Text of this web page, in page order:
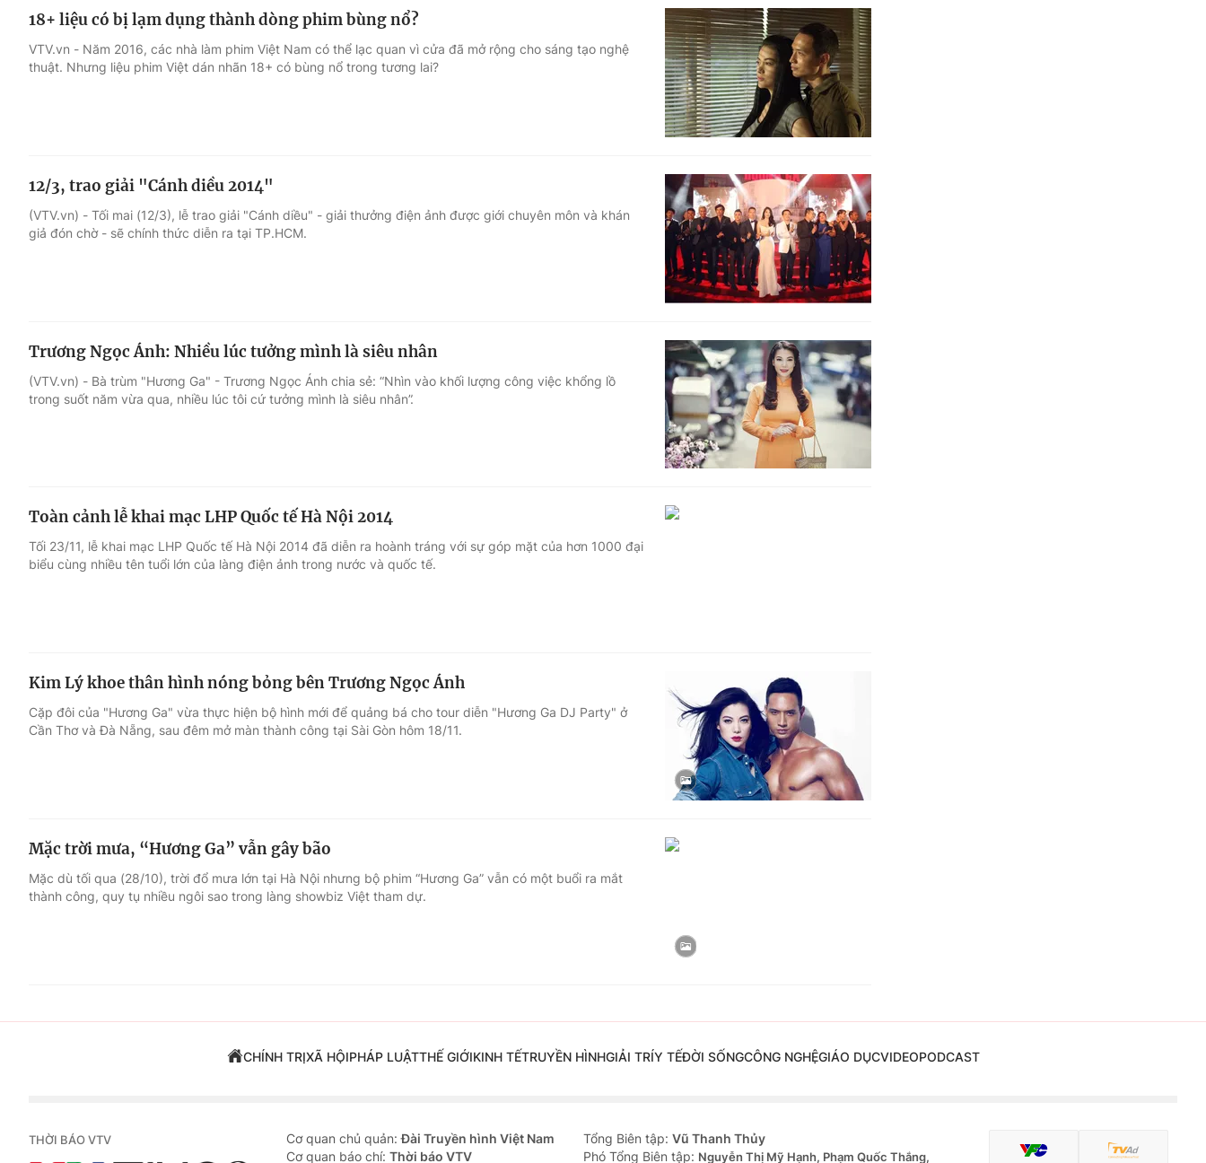
18+ liệu có bị lạm dụng thành dòng phim bùng nổ?
VTV.vn - Năm 2016, các nhà làm phim Việt Nam có thể lạc quan vì cửa đã mở rộng cho sáng tạo nghệ
thuật. Nhưng liệu phim Việt dán nhãn 18+ có bùng nổ trong tương lai?
12/3, trao giải "Cánh diều 2014"
(VTV.vn) - Tối mai (12/3), lễ trao giải "Cánh diều" - giải thưởng điện ảnh được giới chuyên môn và khán
giả đón chờ - sẽ chính thức diễn ra tại TP.HCM.
Trương Ngọc Ánh: Nhiều lúc tưởng mình là siêu nhân
(VTV.vn) - Bà trùm "Hương Ga" - Trương Ngọc Ánh chia sẻ: “Nhìn vào khối lượng công việc khổng lồ
trong suốt năm vừa qua, nhiều lúc tôi cứ tưởng mình là siêu nhân”.
Toàn cảnh lễ khai mạc LHP Quốc tế Hà Nội 2014
Tối 23/11, lễ khai mạc LHP Quốc tế Hà Nội 2014 đã diễn ra hoành tráng với sự góp mặt của hơn 1000 đại
biểu cùng nhiều tên tuổi lớn của làng điện ảnh trong nước và quốc tế.
Kim Lý khoe thân hình nóng bỏng bên Trương Ngọc Ánh
Cặp đôi của "Hương Ga" vừa thực hiện bộ hình mới để quảng bá cho tour diễn "Hương Ga DJ Party" ở
Cần Thơ và Đà Nẵng, sau đêm mở màn thành công tại Sài Gòn hôm 18/11.
Mặc trời mưa, “Hương Ga” vẫn gây bão
Mặc dù tối qua (28/10), trời đổ mưa lớn tại Hà Nội nhưng bộ phim “Hương Ga” vẫn có một buổi ra mắt
thành công, quy tụ nhiều ngôi sao trong làng showbiz Việt tham dự.
CHÍNH TRỊXÃ HỘIPHÁP LUẬTTHẾ GIỚIKINH TẾTRUYỀN HÌNHGIẢI TRÍY TẾĐỜI SỐNGCÔNG NGHỆGIÁO DỤCVIDEOPODCAST
THỜI BÁO VTV Cơ quan chủ quản:Đài Truyền hình Việt Nam
Cơ quan báo chí: Thời báo VTV
Tổng Biên tập: Vũ Thanh Thủy
Phó Tổng Biên tập: Nguyễn Thị Mỹ Hạnh, Phạm Quốc Thắng,